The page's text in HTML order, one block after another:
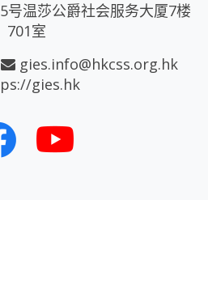
温莎公爵社会服务大厦7楼
701室
gies.info@hkcss.org.hk
gies.hk